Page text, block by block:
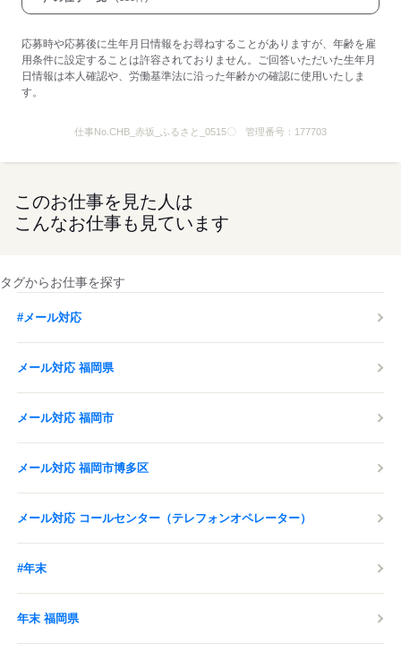
応募時や応募後に生年月日情報をお尋ねすることがありますが、年齢を雇
用条件に設定することは許容されておりません。ご回答いただいた生年月
日情報は本人確認や、労働基準法に沿った年齢かの確認に使用いたしま
す。
仕事No.CHB_赤坂_ふるさと_0515〇 管理番号： 177703
このお仕事を見た人は
こんなお仕事も見ています
タグからお仕事を探す
#メール対応
メール対応 福岡県
メール対応 福岡市
メール対応 福岡市博多区
メール対応 コールセンター（テレフォンオペレーター）
#年末
年末 福岡県